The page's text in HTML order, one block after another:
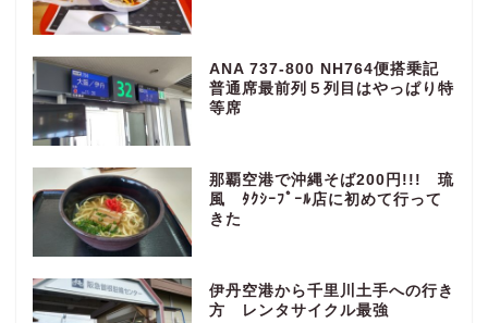
ANA 737-800 NH764便搭乗記
普通席最前列５列目はやっぱり特
等席
那覇空港で沖縄そば200円!!! 琉
風 ﾀｸｼｰﾌﾟｰﾙ店に初めて行って
きた
伊丹空港から千里川土手への行き
方 レンタサイクル最強